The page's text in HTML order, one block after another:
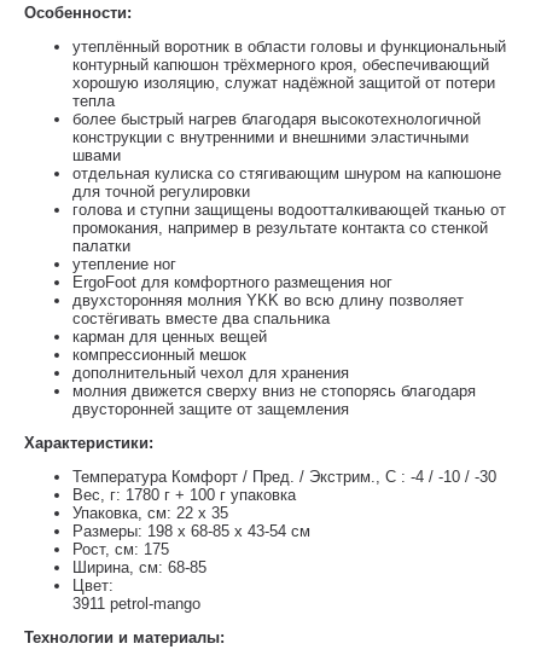
Особенности:
утеплённый воротник в области головы и функциональный
контурный капюшон трёхмерного кроя, обеспечивающий
хорошую изоляцию, служат надёжной защитой от потери
тепла
более быстрый нагрев благодаря высокотехнологичной
конструкции с внутренними и внешними эластичными
швами
отдельная кулиска со стягивающим шнуром на капюшоне
для точной регулировки
голова и ступни защищены водоотталкивающей тканью от
промокания, например в результате контакта со стенкой
палатки
утепление ног
ErgoFoot для комфортного размещения ног
двухсторонняя молния YKK во всю длину позволяет
состёгивать вместе два спальника
карман для ценных вещей
компрессионный мешок
дополнительный чехол для хранения
молния движется сверху вниз не стопорясь благодаря
двусторонней защите от защемления
Характеристики:
Температура Комфорт / Пред. / Экстрим., C : -4 / -10 / -30
Вес, г: 1780 г + 100 г упаковка
Упаковка, см: 22 х 35
Размеры: 198 x 68-85 x 43-54 см
Рост, см: 175
Ширина, см: 68-85
Цвет:
3911 petrol-mango
Технологии и материалы: